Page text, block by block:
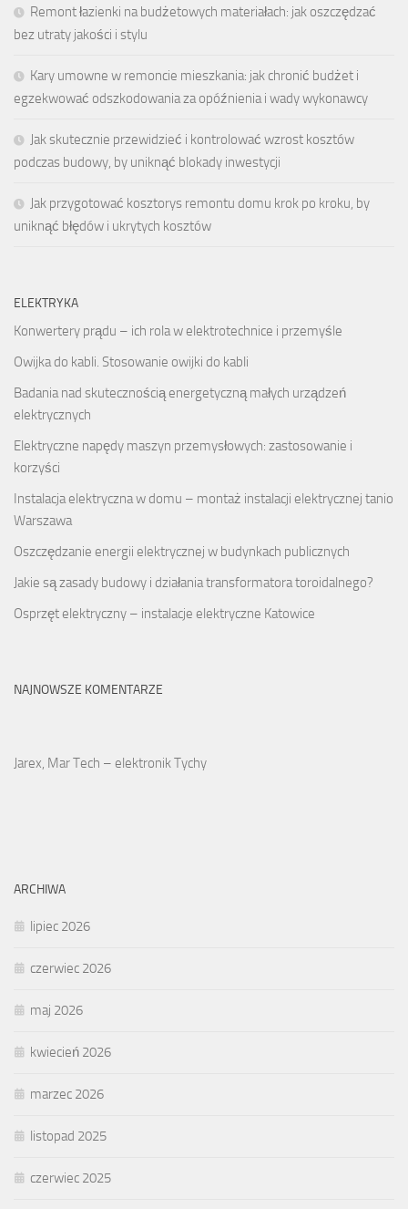
Remont łazienki na budżetowych materiałach: jak oszczędzać
bez utraty jakości i stylu
Kary umowne w remoncie mieszkania: jak chronić budżet i
egzekwować odszkodowania za opóźnienia i wady wykonawcy
Jak skutecznie przewidzieć i kontrolować wzrost kosztów
podczas budowy, by uniknąć blokady inwestycji
Jak przygotować kosztorys remontu domu krok po kroku, by
uniknąć błędów i ukrytych kosztów
ELEKTRYKA
Konwertery prądu – ich rola w elektrotechnice i przemyśle
Owijka do kabli. Stosowanie owijki do kabli
Badania nad skutecznością energetyczną małych urządzeń
elektrycznych
Elektryczne napędy maszyn przemysłowych: zastosowanie i
korzyści
Instalacja elektryczna w domu – montaż instalacji elektrycznej tanio
Warszawa
Oszczędzanie energii elektrycznej w budynkach publicznych
Jakie są zasady budowy i działania transformatora toroidalnego?
Osprzęt elektryczny – instalacje elektryczne Katowice
NAJNOWSZE KOMENTARZE
Jarex, Mar Tech – elektronik Tychy
ARCHIWA
lipiec 2026
czerwiec 2026
maj 2026
kwiecień 2026
marzec 2026
listopad 2025
czerwiec 2025